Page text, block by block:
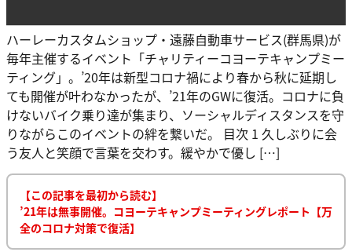
ハーレーカスタムショップ・遠藤自動車サービス(群馬県)が
毎年主催するイベント「チャリティーコヨーテキャンプミー
ティング」。’20年は新型コロナ禍により春から秋に延期し
ても開催が叶わなかったが、’21年のGWに復活。コロナに負
けないバイク乗り達が集まり、ソーシャルディスタンスを守
りながらこのイベントの絆を繋いだ。 目次 1 久しぶりに会
う友人と笑顔で言葉を交わす。緩やかで優し […]
【この記事を最初から読む】
’21年は無事開催。コヨーテキャンプミーティングレポート【万
全のコロナ対策で復活】